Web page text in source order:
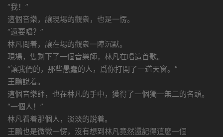
“我！”
這個音樂，讓現場的觀衆，也是一愣。
“還要唱？”
林凡問着，讓在場的觀衆一陣沉默。
現場，隻剩下了一個音樂師，林凡在唱這首歌。
“讓我們的，那些愚蠢的人，爲你打開了一道天窗。”
王鵬說着。
這個音樂師，也在林凡的手中，獲得了一個獨一無二的名頭。
“一個人！”
林凡看着那個人，淡淡的說着。
王鵬也是微微一愣，沒有想到林凡竟然還記得這麽一個